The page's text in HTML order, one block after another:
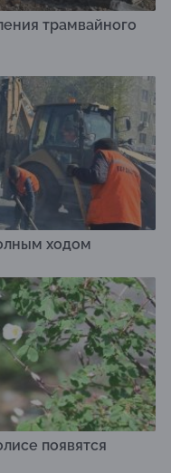
трамвайного
ходом
появятся